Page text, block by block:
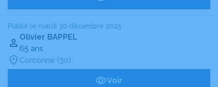
Publié le mardi 30 décembre 2025
Olivier BAPPEL
65 ans
Corconne (30)
Voir